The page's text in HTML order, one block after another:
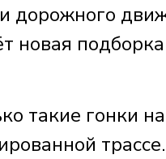
дорожного
новая
такие гонки